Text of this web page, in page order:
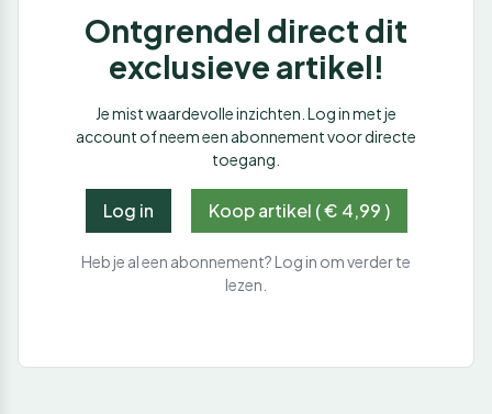
Ontgrendel direct dit
exclusieve artikel!
Je mist waardevolle inzichten. Log in met je
account of neem een abonnement voor directe
toegang.
Log in Koop artikel ( € 4,99 )
Heb je al een abonnement? Log in om verder te
lezen.